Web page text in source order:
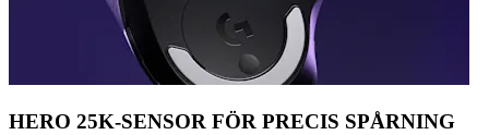
HERO 25K-SENSOR FÖR PRECIS SPÅRNING